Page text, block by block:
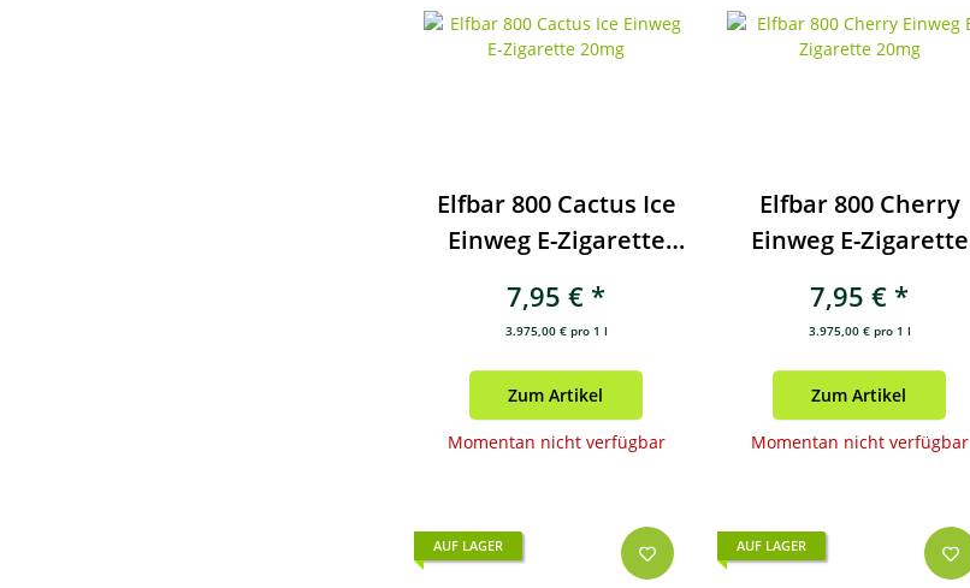
Elfbar 800 Cactus Ice
Einweg E-Zigarette
7,95 € *
3.975,00 € pro 1 l
Zum Artikel
Momentan nicht verfügbar
Elfbar 800 Cherry
Einweg E-Zigarette
7,95 € *
3.975,00 € pro 1 l
Zum Artikel
Momentan nicht verfügbar
AUF LAGER AUF LAGER